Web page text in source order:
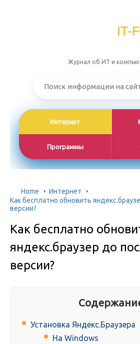
IT-
Журнал об ИТ и
Интернет
Программы
Home
Интернет
Как бесплатно обновить
версии?
Как бесплатно
яндекс.браузер до
версии?
Установка Яндекс.Браузера
На Windows